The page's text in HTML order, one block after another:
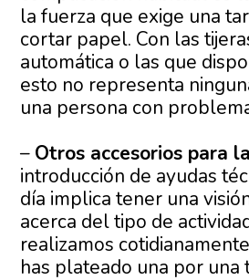
la fuerza que exige una
cortar papel. Con las
automática o las que
esto no representa
una persona con
– Otros accesorios para
introducción de ayudas
día implica tener una
acerca del tipo de
realizamos
has plateado una por una